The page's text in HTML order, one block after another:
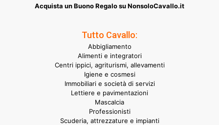
Acquista un Buono Regalo su NonsoloCavallo.it
Tutto Cavallo:
Abbigliamento
Alimenti e integratori
Centri ippici, agriturismi, allevamenti
Igiene e cosmesi
Immobiliari e società di servizi
Lettiere e pavimentazioni
Mascalcia
Professionisti
Scuderia, attrezzature e impianti